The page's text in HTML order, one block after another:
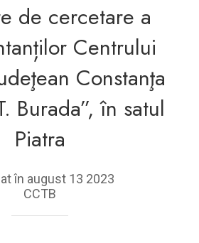
de cercetare a
Centrului
Constanţa
Burada”, în satul
Piatra
în august 13 2023
CCTB